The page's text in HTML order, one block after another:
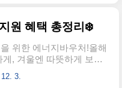
, 연료비 상승과 한파가
큰 도움이 됩니다. 에너
계층, 장애인, 국가유공자
상이며, 지원 금액이 최대
원 혜택 총정리❄️
위한 에너지바우처!올해
, 겨울엔 따뜻하게 보낼
용을 지원받아 보세요.
바우처의 신청 조건, 지
3.